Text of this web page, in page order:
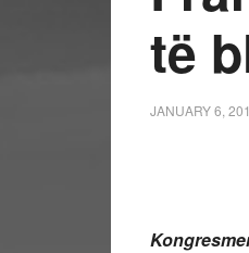
të
JANUARY 6,